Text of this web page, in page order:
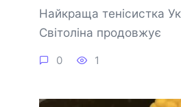
Найкраща тенісистка
Світоліна продовжує
0 1